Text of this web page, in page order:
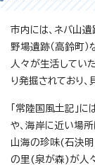
市内には、ネバ山遺
野場遺跡（高鈴町
人々が生活してい
り発掘されており
「常陸国風土記」
や、海岸に近い場所
山海の珍味(石決明
の里(泉が森)が人